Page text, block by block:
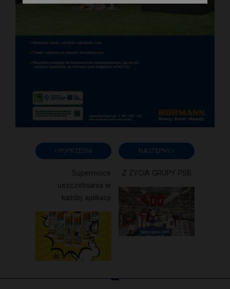
POPRZEDNI
Supermoce
uszczelniania w
każdej aplikacji
NASTĘPNY
Z ŻYCIA GRUPY PSB